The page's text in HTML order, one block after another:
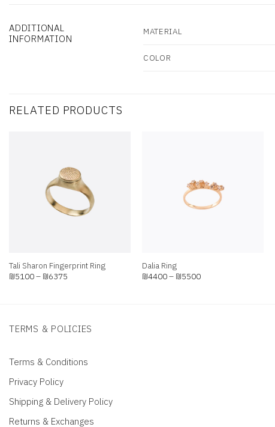
ADDITIONAL
INFORMATION
MATERIAL
COLOR
RELATED PRODUCTS
Tali Sharon Fingerprint Ring
₪5100– ₪6375Price
Dalia Ring
₪4400– ₪5500Price
TERMS & POLICIES
Terms & Conditions
Privacy Policy
Shipping & Delivery Policy
Returns & Exchanges